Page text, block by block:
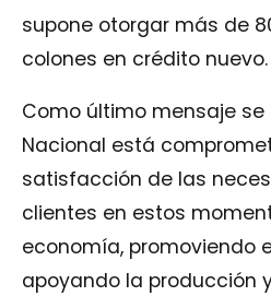
supone otorgar más de
colones en crédito nuevo.
Como último mensaje
Nacional está
satisfacción de las
clientes en estos
economía, promoviendo
apoyando la producción